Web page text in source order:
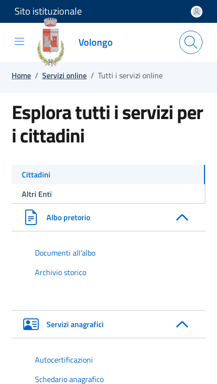
Salta e vai al contenuto
Salta e vai al footer
Sito istituzionale
Volongo
Home / Servizi online / Tutti i servizi online
Esplora tutti i servizi per
i cittadini
Cittadini
Altri Enti
Albo pretorio
Documenti all'albo
Archivio storico
Servizi anagrafici
Autocertificazioni
Schedario anagrafico